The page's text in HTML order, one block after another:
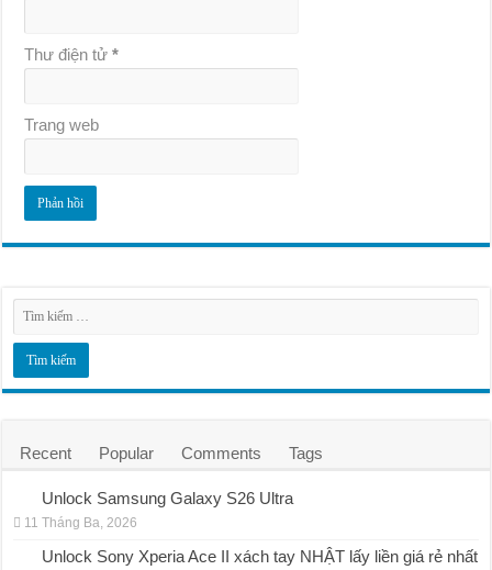
Thư điện tử*
Trang web
Recent Popular Comments Tags
Unlock Samsung Galaxy S26 Ultra
11 Tháng Ba, 2026
Unlock Sony Xperia Ace II xách tay NHẬT lấy liền giá rẻ nhất